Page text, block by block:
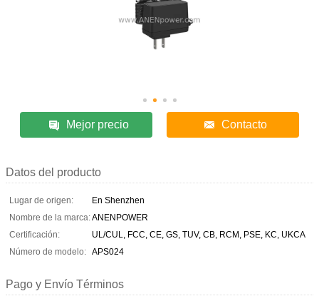
Mejor precio Contacto
Datos del producto
Lugar de origen:
En Shenzhen
Nombre de la marca:ANENPOWER
Certificación:
UL/CUL, FCC, CE, GS, TUV, CB, RCM, PSE, KC, UKCA
Número de modelo: APS024
Pago y Envío Términos